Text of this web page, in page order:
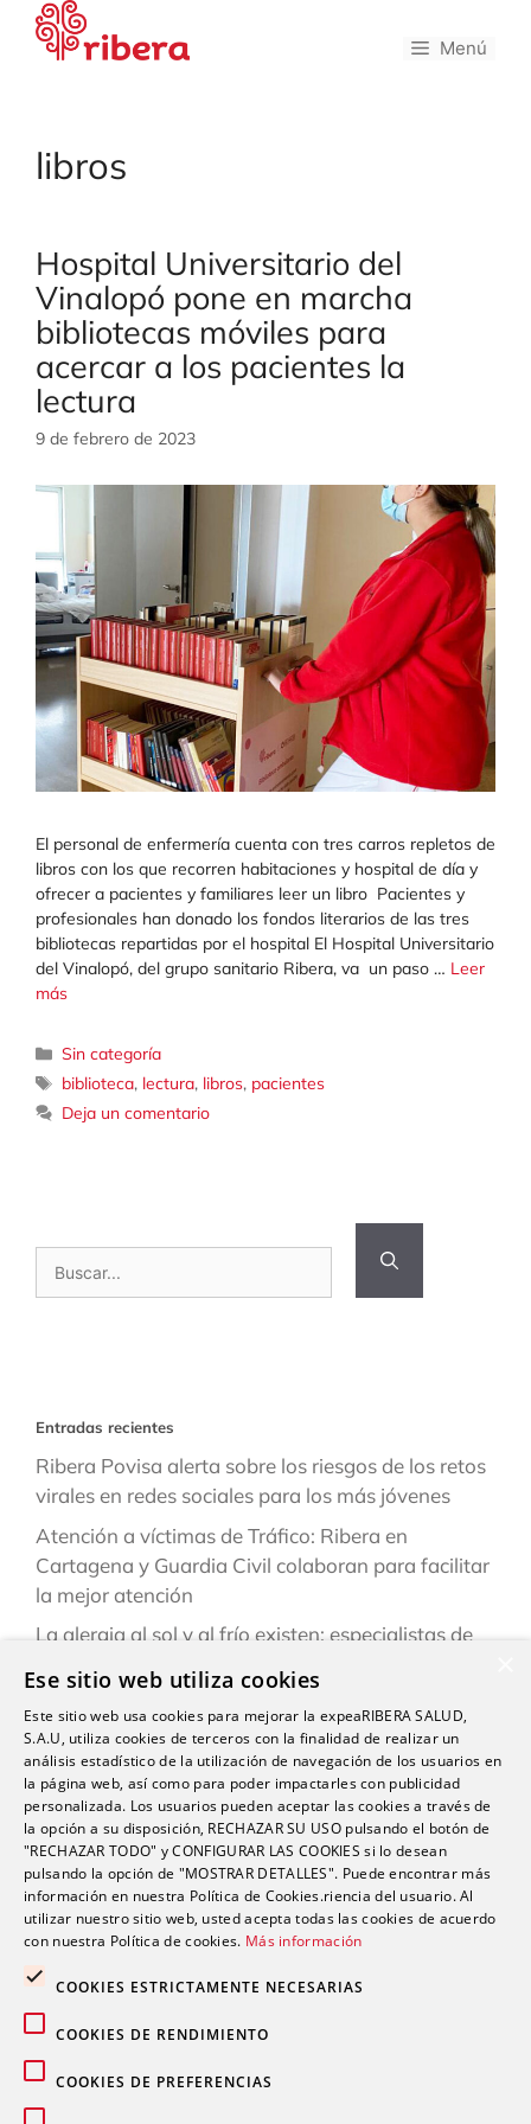
Saltar
contenido
Menú
libros
Hospital Universitario del
Vinalopó pone en marcha
bibliotecas móviles para
acercar a los pacientes la
lectura
9 de febrero de 2023
El personal de enfermería cuenta con tres carros repletos de
libros con los que recorren habitaciones y hospital de día y
ofrecer a pacientes y familiares leer un libro Pacientes y
profesionales han donado los fondos literarios de las tres
bibliotecas repartidas por el hospital El Hospital Universitario
del Vinalopó, del grupo sanitario Ribera, va un paso … Leer
más
Categorías
Sin categoría
Etiquetas
biblioteca, lectura, libros, pacientes
Deja un comentario
Entradas recientes
Ribera Povisa alerta sobre los riesgos de los retos
virales en redes sociales para los más jóvenes
Atención a víctimas de Tráfico: Ribera en
Cartagena y Guardia Civil colaboran para facilitar
la mejor atención
La alergia al sol y al frío existen: especialistas de
este verano
“Una persona puede estar infestada y contagiar a
otras durante semanas antes de darse cuenta de
que tiene sarna”
Ardor, hinchazón o dolor abdominal: los síntomas
del sistema Digestivo que no siempre son
inofensivos
Comentarios recientes
Ese sitio web utiliza cookies
Este sitio web usa cookies para mejorar la expeaRIBERA SALUD,
S.A.U, utiliza cookies de terceros con la finalidad de realizar un
análisis estadístico de la utilización de navegación de los usuarios en
la página web, así como para poder impactarles con publicidad
personalizada. Los usuarios pueden aceptar las cookies a través de
la opción a su disposición, RECHAZAR SU USO pulsando el botón de
"RECHAZAR TODO" y CONFIGURAR LAS COOKIES si lo desean
pulsando la opción de "MOSTRAR DETALLES". Puede encontrar más
información en nuestra Política de Cookies.riencia del usuario. Al
utilizar nuestro sitio web, usted acepta todas las cookies de acuerdo
con nuestra Política de cookies. Más información
COOKIES ESTRICTAMENTE NECESARIAS
COOKIES DE RENDIMIENTO
COOKIES DE PREFERENCIAS